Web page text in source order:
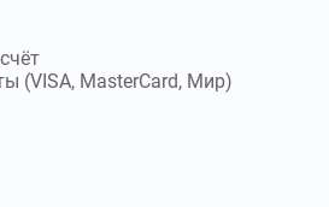
(VISA, MasterCard, Мир)